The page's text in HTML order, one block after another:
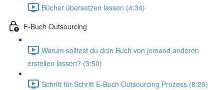
Bücher übersetzen lassen (4:34)
E-Buch Outsourcing
Warum solltest du dein Buch von jemand anderen
erstellen lassen? (3:50)
Schritt für Schritt E-Buch Outsourcing Prozess (8:20)